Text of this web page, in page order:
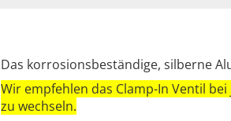
Das korrosionsbeständige, silberne
Wir empfehlen das Clamp-In Ventil
zu wechseln.